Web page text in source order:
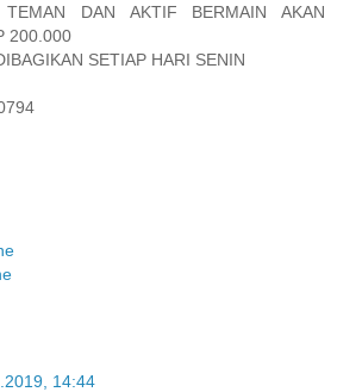
DAN AKTIF BERMAIN AKAN
200.000
SETIAP HARI SENIN
14:44